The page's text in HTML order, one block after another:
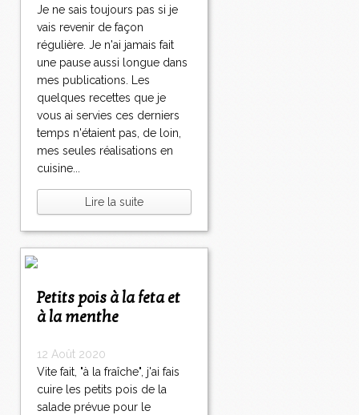
Je ne sais toujours pas si je
vais revenir de façon
régulière. Je n'ai jamais fait
une pause aussi longue dans
mes publications. Les
quelques recettes que je
vous ai servies ces derniers
temps n'étaient pas, de loin,
mes seules réalisations en
cuisine...
Lire la suite
Petits pois à la feta et
à la menthe
12 Août 2020
Vite fait, "à la fraîche", j'ai fais
cuire les petits pois de la
salade prévue pour le